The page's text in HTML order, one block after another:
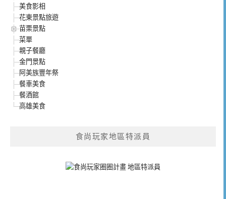
美食影相
花東景點旅遊
苗栗景點
菜單
親子餐廳
金門景點
阿美族豐年祭
餐車美食
餐酒館
高雄美食
食尚玩家地區特派員